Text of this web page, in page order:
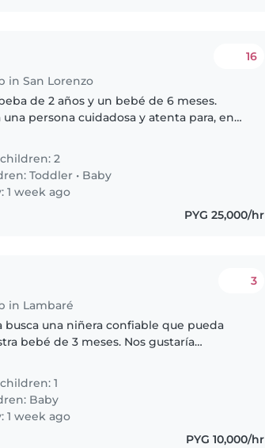
in San Lorenzo
16
de 2 años y un bebé de 6 meses.
una persona cuidadosa y atenta para, en
2
Toddler • Baby
1 week ago
PYG 25,000/hr
in Lambaré
3
busca una niñera confiable que pueda
bebé de 3 meses. Nos gustaría
nuestra hija..
1
Baby
1 week ago
PYG 10,000/hr